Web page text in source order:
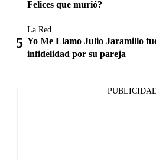
Felices que murió?
La Red
Yo Me Llamo Julio Jaramillo
infidelidad por su pareja